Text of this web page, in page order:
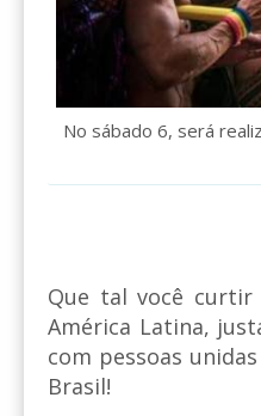
No sábado 6, será
Que tal você curtir
América Latina,
com pessoas
Brasil!